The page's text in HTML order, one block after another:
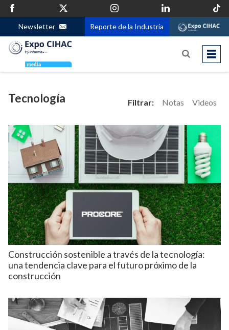
Newsletter Reporte de la Industria
Tecnología Filtrar: Notas Videos
Construcción sostenible a través de la tecnología:
una tendencia clave para el futuro próximo de la
construcción